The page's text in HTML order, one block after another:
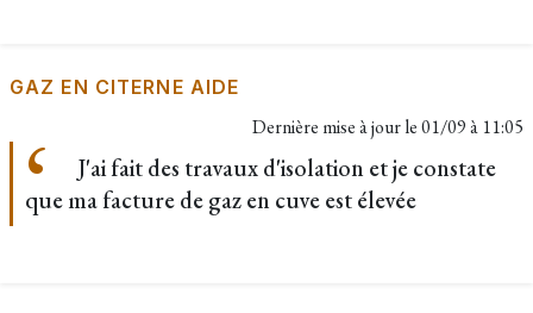
GAZ EN CITERNE AIDE
Dernière mise à jour le01/09 à 11:05
J'ai fait des travaux d'isolation et je constate
que ma facture de gaz en cuve est élevée